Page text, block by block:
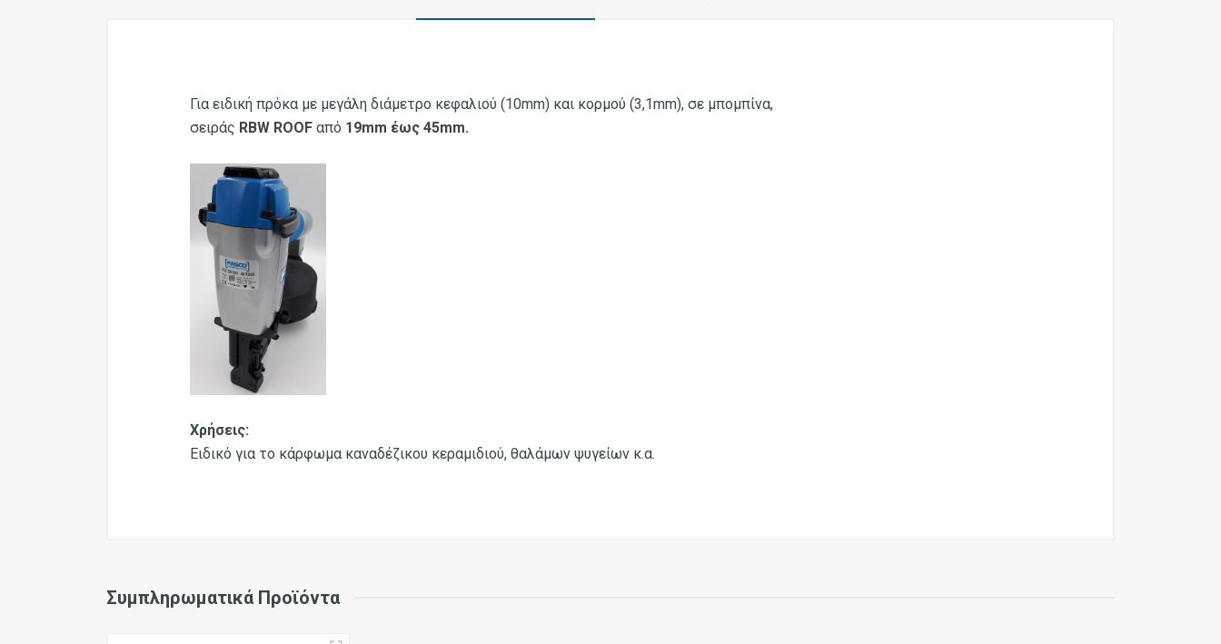
Για ειδική πρόκα με μεγάλη διάμετρο κεφαλιού (10mm) και κορμού (3,1mm), σε μπομπίνα,
σειράς RBW ROOF από 19mm έως 45mm.
Χρήσεις:
Ειδικό για το κάρφωμα καναδέζικου κεραμιδιού, θαλάμων ψυγείων κ.α.
Μήκος
Συμπληρωματικά Προϊόντα